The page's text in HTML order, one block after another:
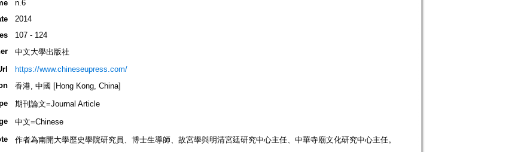
n.6
2014
107 - 124
中文大學出版社
https://www.chineseupress.com/
香港, 中國 [Hong Kong, China]
期刊論文=Journal Article
中文=Chinese
作者為南開大學歷史學院研究員、博士生導師、故宮學與明清宮廷研究中心主任、中華寺廟文化研究中心主任。